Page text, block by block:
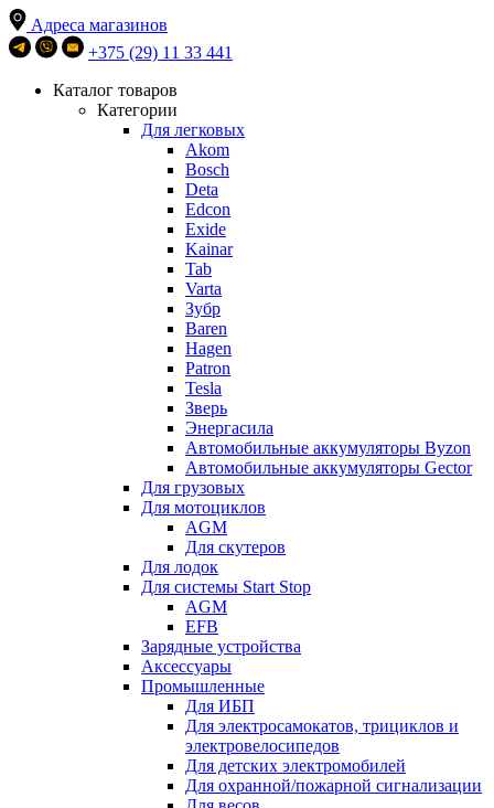
Адреса магазинов
+375 (29) 11 33 441
Каталог товаров
Категории
Для легковых
Akom
Bosch
Deta
Edcon
Exide
Kainar
Tab
Varta
Зубр
Baren
Hagen
Patron
Tesla
Зверь
Энергасила
Автомобильные аккумуляторы Byzon
Автомобильные аккумуляторы Gector
Для грузовых
Для мотоциклов
AGM
Для скутеров
Для лодок
Для системы Start Stop
AGM
EFB
Зарядные устройства
Аксессуары
Промышленные
Для ИБП
Для электросамокатов, трициклов и
электровелосипедов
Для детских электромобилей
Для охранной/пожарной сигнализации